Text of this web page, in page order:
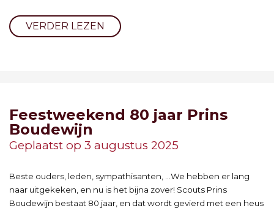
VERDER LEZEN
Feestweekend 80 jaar Prins
Boudewijn
Geplaatst op 3 augustus 2025
Beste ouders, leden, sympathisanten, …We hebben er lang
naar uitgekeken, en nu is het bijna zover! Scouts Prins
Boudewijn bestaat 80 jaar, en dat wordt gevierd met een heus